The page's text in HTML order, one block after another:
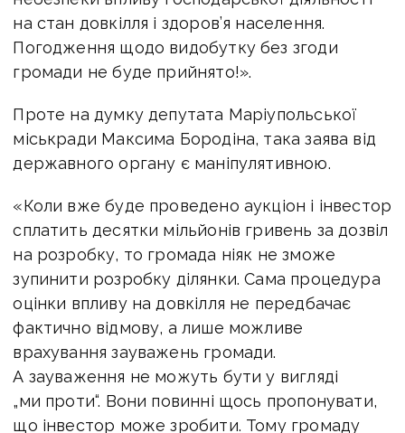
на стан довкілля і здоров’я населення.
Погодження щодо видобутку без згоди
громади не буде прийнято!».
Проте на думку депутата Маріупольської
міськради Максима Бородіна, така заява від
державного органу є маніпулятивною.
«Коли вже буде проведено аукціон і інвестор
сплатить десятки мільйонів гривень за дозвіл
на розробку, то громада ніяк не зможе
зупинити розробку ділянки. Сама процедура
оцінки впливу на довкілля не передбачає
фактично відмову, а лише можливе
врахування зауважень громади.
А зауваження не можуть бути у вигляді
„ми проти“. Вони повинні щось пропонувати,
що інвестор може зробити. Тому громаду